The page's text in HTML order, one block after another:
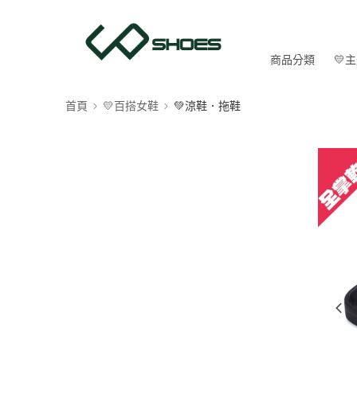
商品分類 💛
首頁 💛百搭女鞋 💚涼鞋．拖鞋